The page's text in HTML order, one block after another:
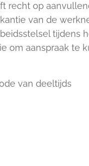
recht op
van de
tijdens
om aanspraak te
van deeltijds